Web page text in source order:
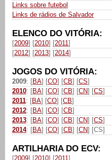
Links sobre futebol
Links de rádios de Salvador
ELENCO DO VITÓRIA:
[2009] [2010] [2011]
[2012] [2013] [2014]
JOGOS DO VITÓRIA:
2009: [BA] [CO] [CB] [CS]
2010: [BA] [CO] [CB] [CN] [CS]
2011: [BA] [CO] [CB]
2012: [BA] [CO] [CB]
2013: [BA] [CO] [CB] [CN] [CS]
2014: [BA] [CO] [CB] [CN] [CS]
ARTILHARIA DO ECV:
[2009] [2010] [2011]